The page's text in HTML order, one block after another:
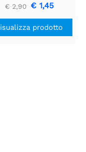
€ 2,90 € 1,45
prodotto